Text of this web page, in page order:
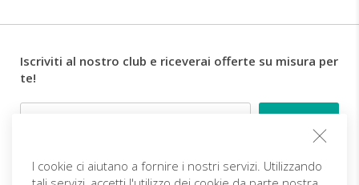
Iscriviti al nostro club e riceverai offerte su misura per
te!
Email
Follow us
I cookie ci aiutano a fornire i nostri servizi. Utilizzando